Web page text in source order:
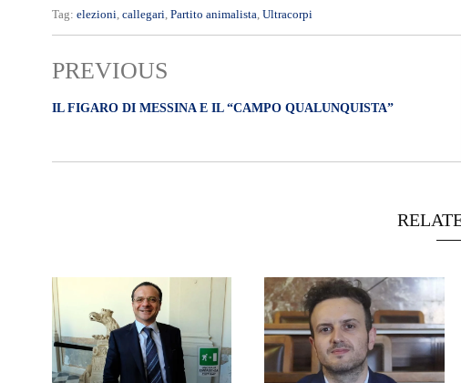
Tag: elezioni callegari Partito animalista Ultracorpi
PREVIOUS
IL FIGARO DI MESSINA E IL “CAMPO QUALUNQUISTA”